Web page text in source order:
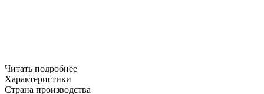
Читать подробнее
Характеристики
Страна производства